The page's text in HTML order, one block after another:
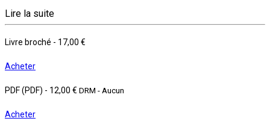
Lire la suite
Livre broché - 17,00 €
Acheter
PDF (PDF) - 12,00 € DRM - Aucun
Acheter